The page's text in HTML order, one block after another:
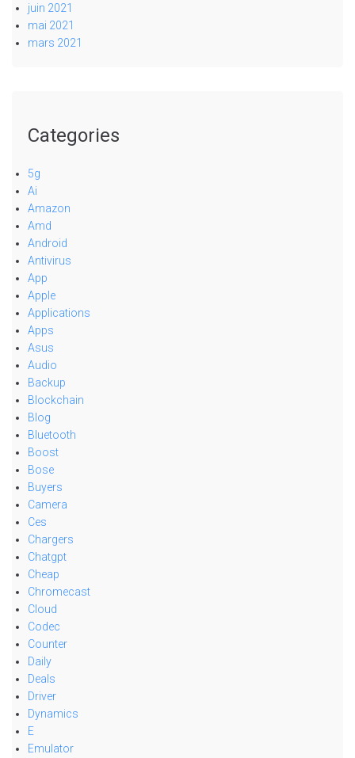
juin 2021
mai 2021
mars 2021
Categories
5g
Ai
Amazon
Amd
Android
Antivirus
App
Apple
Applications
Apps
Asus
Audio
Backup
Blockchain
Blog
Bluetooth
Boost
Bose
Buyers
Camera
Ces
Chargers
Chatgpt
Cheap
Chromecast
Cloud
Codec
Counter
Daily
Deals
Driver
Dynamics
E
Emulator